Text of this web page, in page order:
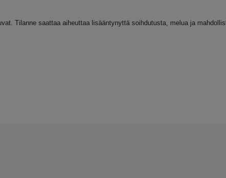
Tilanne saattaa aiheuttaa lisääntynyttä soihdutusta, melua ja